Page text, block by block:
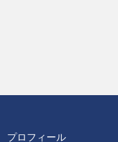
プロフィール